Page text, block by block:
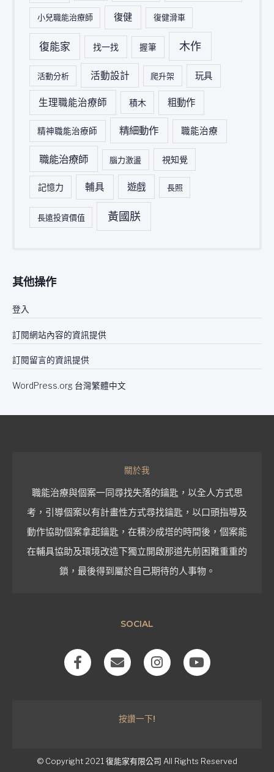
小兒職能治療師 復健 復健滑車
復能家 找一找 握筆 木作
活動分析 活動設計 爬升架 玩具
生理職能治療師 積木 粗動作
精神職能治療師 精細動作 職能治療
職能治療師 腦力激盪 視知覺
記憶力 輔具 遊戲 長照
長遠投資價值 黃國朕
其他操作
登入
訂閱網站內容的資訊提供
訂閱留言的資訊提供
WordPress.org 台灣繁體中文
關於我
職能治療與個案一同尋找失落的鑰匙，以全人方式思
考，引導個案以有計畫性方式尋找鑰匙，以口頭指導及
動作協助個案拿起鑰匙，在積沙成塔的時間後，個案能
在輔具協助及環境改造下獨立開啟那道先前困難重重的
鎖，最後得到屬於自己期待的人事物。
SOCIAL
F
a
-
E
n
o
I
n
m
Y
o
按讚一下!
© Copyright 2021復能家有限公司 All Rights Reserved